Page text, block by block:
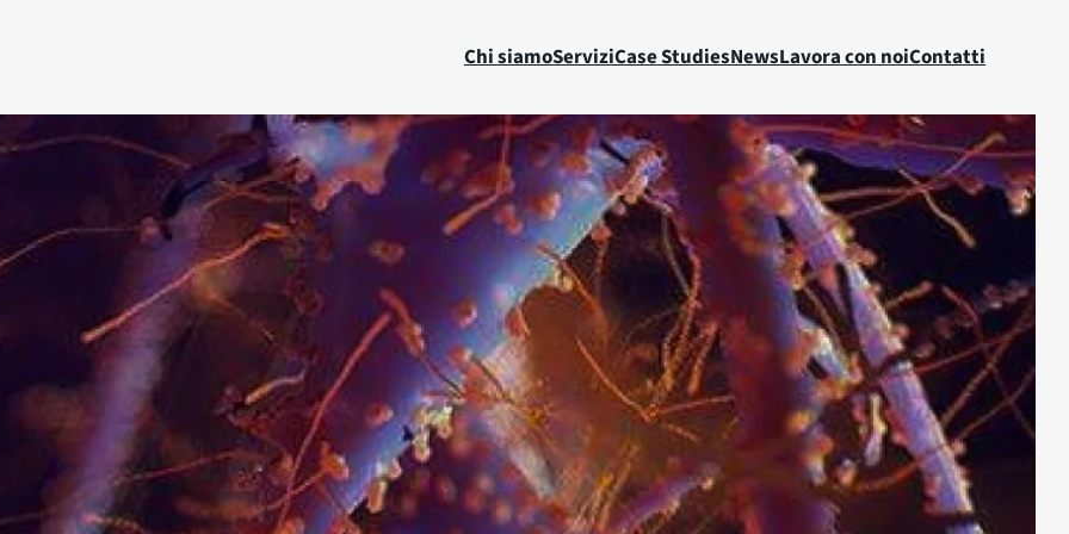
Chi siamoServiziCase StudiesNewsLavora con noiContatti